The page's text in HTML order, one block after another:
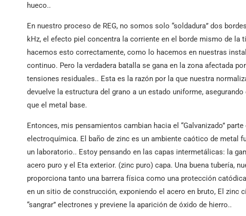
hueco..
En nuestro proceso de REG, no somos solo “soldadura” dos
kHz, el efecto piel concentra la corriente en el borde mismo de
hacemos esto correctamente, como lo hacemos en nuestras
continuo. Pero la verdadera batalla se gana en la zona afectada
tensiones residuales.. Esta es la razón por la que nuestra
devuelve la estructura del grano a un estado uniforme,
que el metal base.
Entonces, mis pensamientos cambian hacia el “Galvanizado”
electroquímica. El baño de zinc es un ambiente caótico de metal
un laboratorio.. Estoy pensando en las capas intermetálicas: la
acero puro y el Eta exterior. (zinc puro) capa. Una buena tubería,
proporciona tanto una barrera física como una protección
en un sitio de construcción, exponiendo el acero en bruto, El zinc
“sangrar” electrones y previene la aparición de óxido de hierro..